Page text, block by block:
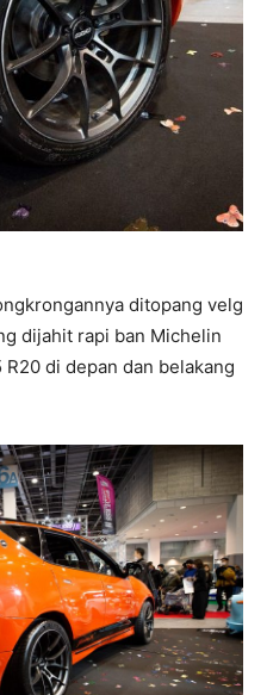
ditopang velg
dijahit rapi ban Michelin
di depan dan belakang